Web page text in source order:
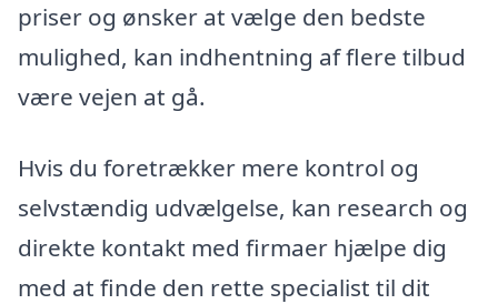
priser og ønsker at vælge den bedste
mulighed, kan indhentning af flere tilbud
være vejen at gå.
Hvis du foretrækker mere kontrol og
selvstændig udvælgelse, kan research og
direkte kontakt med firmaer hjælpe dig
med at finde den rette specialist til dit